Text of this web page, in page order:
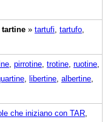
tartine » tartufi tartufo
pirrotine trotine ruotine
libertine albertine
che iniziano con TAR